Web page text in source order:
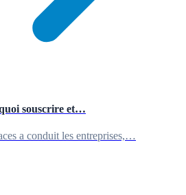
souscrire et…
a conduit les entreprises,…